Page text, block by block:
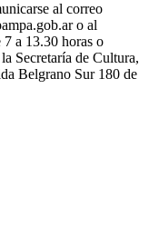
al correo
o al
a 13.30 horas o
Secretaría de Cultura,
Belgrano Sur 180 de